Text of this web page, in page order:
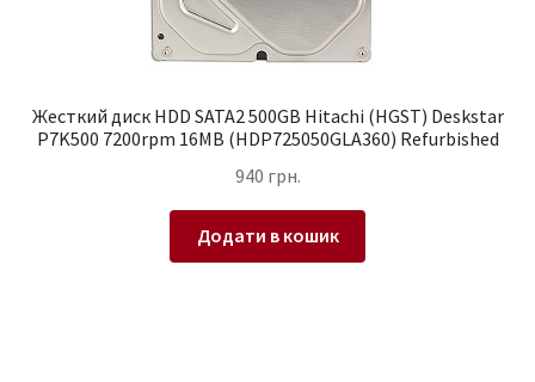
Жесткий диск HDD SATA2 500GB Hitachi (HGST) Deskstar
P7K500 7200rpm 16MB (HDP725050GLA360) Refurbished
940 грн.
Додати в кошик